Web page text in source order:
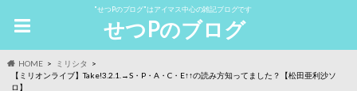
"せつPのブログ"はアイマス中心の雑記ブログです
せつPのブログ
HOME
ミリシタ
【ミリオンライブ】Take!3.2.1.→S・P・A・C・E↑↑の読み方知ってました？【松田亜利沙ソ
ロ】